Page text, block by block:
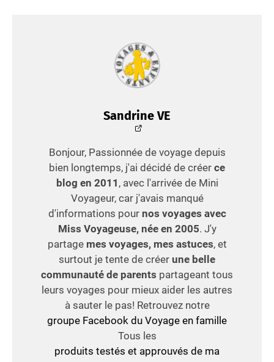
Sandrine VE
Bonjour, Passionnée de voyage depuis
bien longtemps, j'ai décidé de créer ce
blog en 2011 , avec l'arrivée de Mini
Voyageur, car j'avais manqué
d'informations pour nos voyages avec
Miss Voyageuse, née en 2005. J'y
partage mes voyages, mes astuces, et
surtout je tente de créer une belle
communauté de parents partageant tous
leurs voyages pour mieux aider les autres
à sauter le pas! Retrouvez notre
groupe Facebook du Voyage en famille
Tous les
produits testés et approuvés de ma